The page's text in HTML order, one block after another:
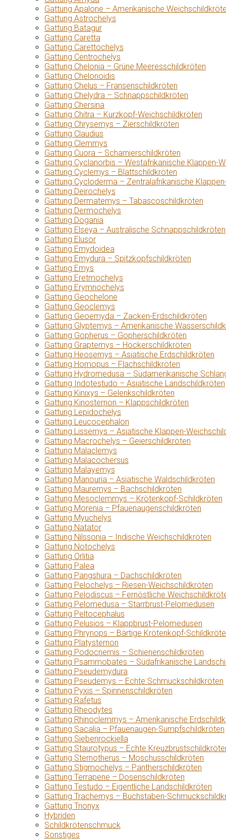
Gattung Apalone – Amerikanische
Gattung Astrochelys
Gattung Batagur
Gattung Caretta
Gattung Carettochelys
Gattung Centrochelys
Gattung Chelonia – Grüne Meeresschildkröten
Gattung Chelonoidis
Gattung Chelus – Fransenschildkröten
Gattung Chelydra – Schnappschildkröten
Gattung Chersina
Gattung Chitra – Kurzkopf-Weichschildkröten
Gattung Chrysemys – Zierschildkröten
Gattung Claudius
Gattung Clemmys
Gattung Cuora – Scharnierschildkröten
Gattung Cyclanorbis – Westafrikanische Klappen-
Gattung Cyclemys – Blattschildkröten
Gattung Cycloderma – Zentralafrikanische
Gattung Deirochelys
Gattung Dermatemys – Tabascoschildkröten
Gattung Dermochelys
Gattung Dogania
Gattung Elseya – Australische Schnappschildkröten
Gattung Elusor
Gattung Emydoidea
Gattung Emydura – Spitzkopfschildkröten
Gattung Emys
Gattung Eretmochelys
Gattung Erymnochelys
Gattung Geochelone
Gattung Geoclemys
Gattung Geoemyda – Zacken-Erdschildkröten
Gattung Glyptemys – Amerikanische
Gattung Gopherus – Gopherschildkröten
Gattung Graptemys – Höckerschildkröten
Gattung Heosemys – Asiatische Erdschildkröten
Gattung Homopus – Flachschildkröten
Gattung Hydromedusa – Südamerikanische
Gattung Indotestudo – Asiatische Landschildkröten
Gattung Kinixys – Gelenkschildkröten
Gattung Kinosternon – Klappschildkröten
Gattung Lepidochelys
Gattung Leucocephalon
Gattung Lissemys – Asiatische Klappen-
Gattung Macrochelys – Geierschildkröten
Gattung Malaclemys
Gattung Malacochersus
Gattung Malayemys
Gattung Manouria – Asiatische Waldschildkröten
Gattung Mauremys – Bachschildkröten
Gattung Mesoclemmys – Krötenkopf-Schildkröten
Gattung Morenia – Pfauenaugenschildkröten
Gattung Myuchelys
Gattung Natator
Gattung Nilssonia – Indische Weichschildkröten
Gattung Notochelys
Gattung Orlitia
Gattung Palea
Gattung Pangshura – Dachschildkröten
Gattung Pelochelys – Riesen-Weichschildkröten
Gattung Pelodiscus – Fernöstliche
Gattung Pelomedusa – Starrbrust-Pelomedusen
Gattung Peltocephalus
Gattung Pelusios – Klappbrust-Pelomedusen
Gattung Phrynops – Bärtige Krötenkopf-
Gattung Platysternon
Gattung Podocnemis – Schienenschildkröten
Gattung Psammobates – Südafrikanische
Gattung Pseudemydura
Gattung Pseudemys – Echte Schmuckschildkröten
Gattung Pyxis – Spinnenschildkröten
Gattung Rafetus
Gattung Rheodytes
Gattung Rhinoclemmys – Amerikanische
Gattung Sacalia – Pfauenaugen-Sumpfschildkröten
Gattung Siebenrockiella
Gattung Staurotypus – Echte
Gattung Sternotherus – Moschusschildkröten
Gattung Stigmochelys – Pantherschildkröten
Gattung Terrapene – Dosenschildkröten
Gattung Testudo – Eigentliche Landschildkröten
Gattung Trachemys – Buchstaben-
Gattung Trionyx
Hybriden
Schildkrötenschmuck
Sonstiges